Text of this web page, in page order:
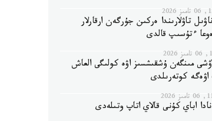
تاۋلارىندا ەركىن جۇرگەن ارقارلار
ءتۇسىپ قالدى
مىنگەن ۇشقىشسىز اۋە كولىگى العاش
كوتەرىلدى
اباي كۇنى قالاي اتاپ وتىلەدى